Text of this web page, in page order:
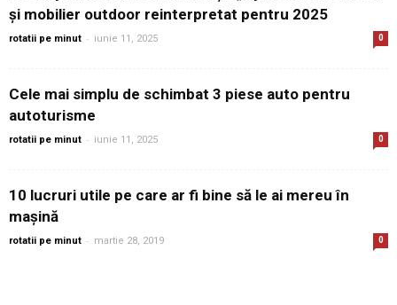
și mobilier outdoor reinterpretat pentru 2025
rotatii pe minut - iunie 11, 2025 0
Cele mai simplu de schimbat 3 piese auto pentru
autoturisme
rotatii pe minut - iunie 11, 2025 0
10 lucruri utile pe care ar fi bine să le ai mereu în
mașină
rotatii pe minut - martie 28, 2019 0